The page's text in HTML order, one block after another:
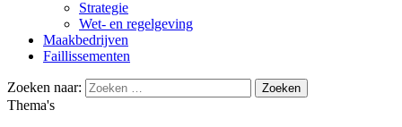
Strategie
Wet- en regelgeving
Maakbedrijven
Faillissementen
Zoeken naar:
Thema's